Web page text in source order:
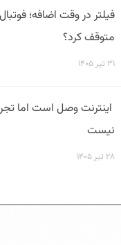
متوقف کرد؟
۳۱ تیر ۱۴۰۵
اینترنت وصل است اما
نیست
۲۸ تیر ۱۴۰۵